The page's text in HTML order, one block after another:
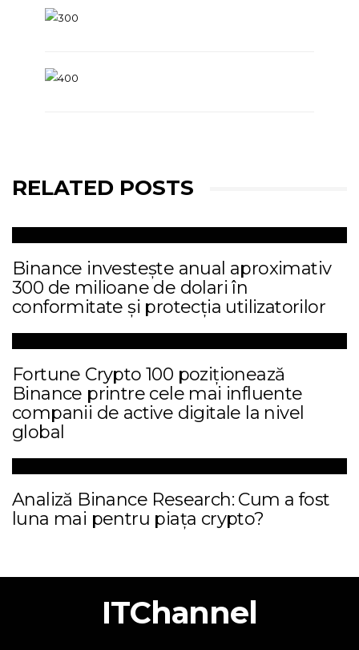
RELATED POSTS
Binance investește anual aproximativ
300 de milioane de dolari în
conformitate și protecția utilizatorilor
Fortune Crypto 100 poziționează
Binance printre cele mai influente
companii de active digitale la nivel
global
Analiză Binance Research: Cum a fost
luna mai pentru piața crypto?
ITChannel